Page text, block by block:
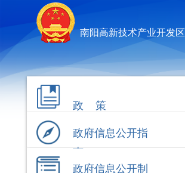
南阳高新技术产业开发区
政 策
政府信息公开指
南
政府信息公开制